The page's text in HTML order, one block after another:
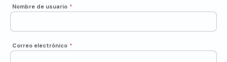
Nombre de usuario *
Correo electrónico *